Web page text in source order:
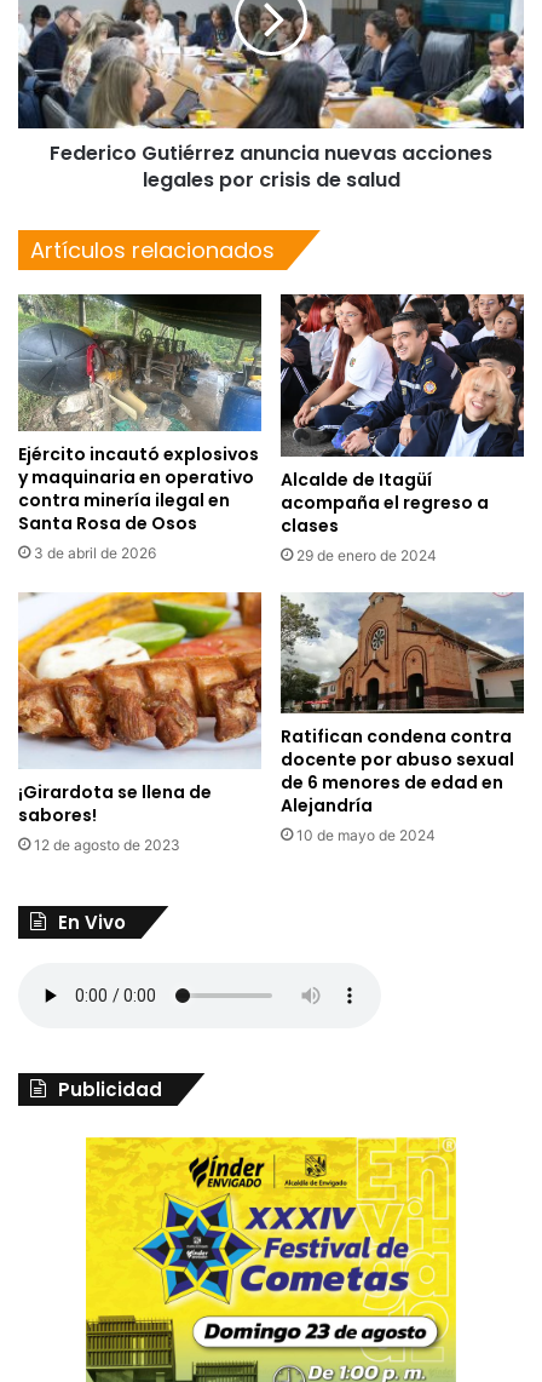
Federico Gutiérrez anuncia nuevas acciones
legales por crisis de salud
Artículos relacionados
Ejército incautó explosivos
y maquinaria en operativo
contra minería ilegal en
Santa Rosa de Osos
3 de abril de 2026
Alcalde de Itagüí
acompaña el regreso a
clases
29 de enero de 2024
¡Girardota se llena de
sabores!
12 de agosto de 2023
Ratifican condena contra
docente por abuso sexual
de 6 menores de edad en
Alejandría
10 de mayo de 2024
En Vivo
Publicidad